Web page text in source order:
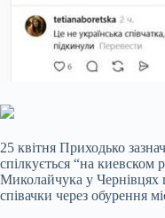
25 квітня Приходько
спілкується “на киевском
Миколайчука у Чернівцях
співачки через обурення